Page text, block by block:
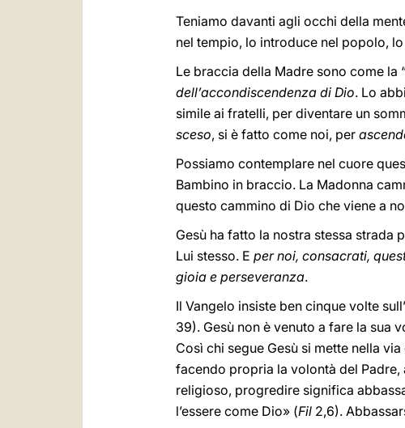
Teniamo davanti agli occhi della
nel tempio, lo introduce nel popolo,
Le braccia della Madre sono come la
dell’accondiscendenza di Dio. Lo
simile ai fratelli, per diventare un
sceso, si è fatto come noi, per
Possiamo contemplare nel cuore
Bambino in braccio. La Madonna
questo cammino di Dio che viene a
Gesù ha fatto la nostra stessa strada
Lui stesso. E per noi, consacrati,
gioia e perseveranza.
Il Vangelo insiste ben cinque volte sull’
39). Gesù non è venuto a fare la sua
Così chi segue Gesù si mette nella
facendo propria la volontà del Padre,
religioso, progredire significa
l’essere come Dio» (Fil 2,6).